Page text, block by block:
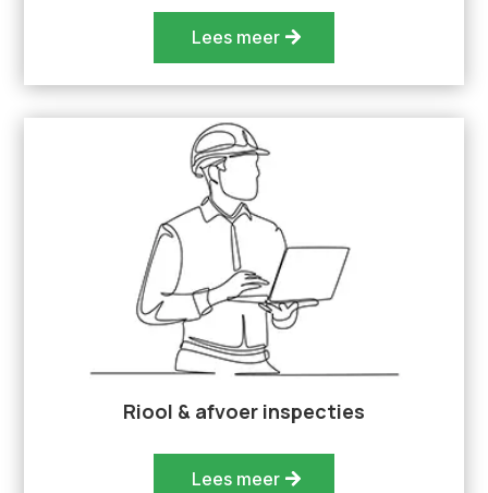
Lees meer
Riool & afvoer inspecties
Lees meer